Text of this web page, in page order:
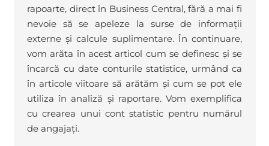
rapoarte, direct în Business Central, fără a mai fi
nevoie să se apeleze la surse de informații
externe și calcule suplimentare. În continuare,
vom arăta în acest articol cum se definesc și se
încarcă cu date conturile statistice, urmând ca
în articole viitoare să arătăm și cum se pot ele
utiliza în analiză și raportare. Vom exemplifica
cu crearea unui cont statistic pentru numărul
de angajați.